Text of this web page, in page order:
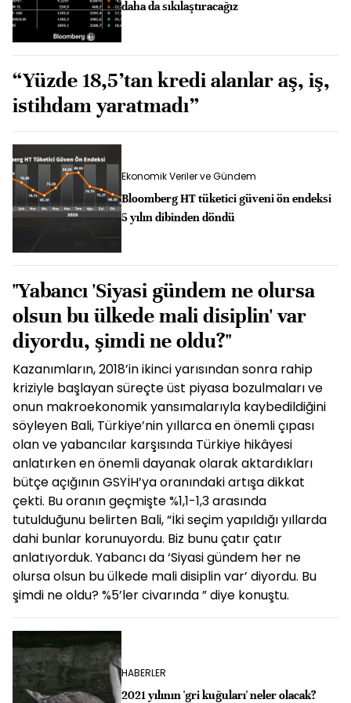
daha da sıkılaştıracağız
“Yüzde 18,5’tan kredi alanlar aş, iş,
istihdam yaratmadı”
Ekonomik Veriler ve Gündem
Bloomberg HT tüketici güveni ön endeksi
5 yılın dibinden döndü
"Yabancı 'Siyasi gündem ne olursa
olsun bu ülkede mali disiplin' var
diyordu, şimdi ne oldu?"
Kazanımların, 2018’in ikinci yarısından sonra rahip
kriziyle başlayan süreçte üst piyasa bozulmaları ve
onun makroekonomik yansımalarıyla kaybedildiğini
söyleyen Bali, Türkiye’nin yıllarca en önemli çıpası
olan ve yabancılar karşısında Türkiye hikâyesi
anlatırken en önemli dayanak olarak aktardıkları
bütçe açığının GSYİH’ya oranındaki artışa dikkat
çekti. Bu oranın geçmişte %1,1-1,3 arasında
tutulduğunu belirten Bali, “İki seçim yapıldığı yıllarda
dahi bunlar korunuyordu. Biz bunu çatır çatır
anlatıyorduk. Yabancı da ‘Siyasi gündem her ne
olursa olsun bu ülkede mali disiplin var’ diyordu. Bu
şimdi ne oldu? %5’ler civarında ” diye konuştu.
HABERLER
2021 yılının 'gri kuğuları' neler olacak?